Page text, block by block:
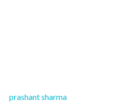
prashant sharma